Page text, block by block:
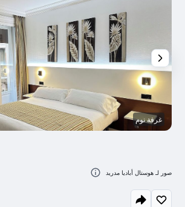
غرفة نوم
صور لـ هوستال أباديا مدريد